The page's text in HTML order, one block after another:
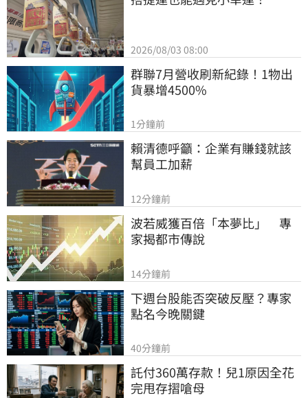
2026/08/03 08:00
群聯7月營收刷新紀錄！1物出
貨暴增4500%
1分鐘前
賴清德呼籲：企業有賺錢就該
幫員工加薪
12分鐘前
波若威獲百倍「本夢比」　專
家揭都市傳說
14分鐘前
下週台股能否突破反壓？專家
點名今晚關鍵
40分鐘前
託付360萬存款！兒1原因全花
完甩存摺嗆母